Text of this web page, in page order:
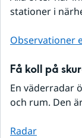
stationer i
Observationer
Få koll på
En väderradar
och rum. Den
Radar